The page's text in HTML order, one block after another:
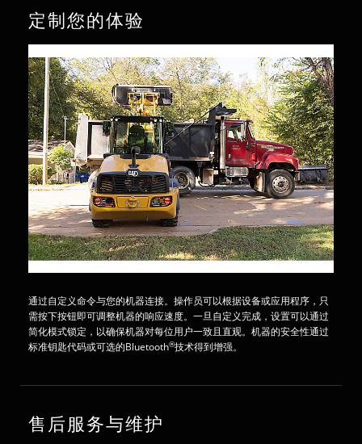
定制您的体验
通过自定义命令与您的机器连接。操作员可以根据设备或应用程序，只
需按下按钮即可调整机器的响应速度。一旦自定义完成，设置可以通过
简化模式锁定，以确保机器对每位用户一致且直观。机器的安全性通过
标准钥匙代码或可选的Bluetooth®技术得到增强。
售后服务与维护